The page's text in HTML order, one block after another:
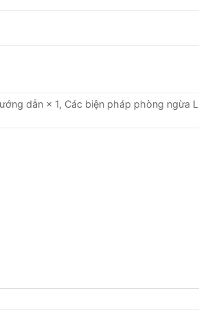
dẫn × 1, Các biện pháp phòng ngừa